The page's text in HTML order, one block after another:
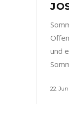
und
22.